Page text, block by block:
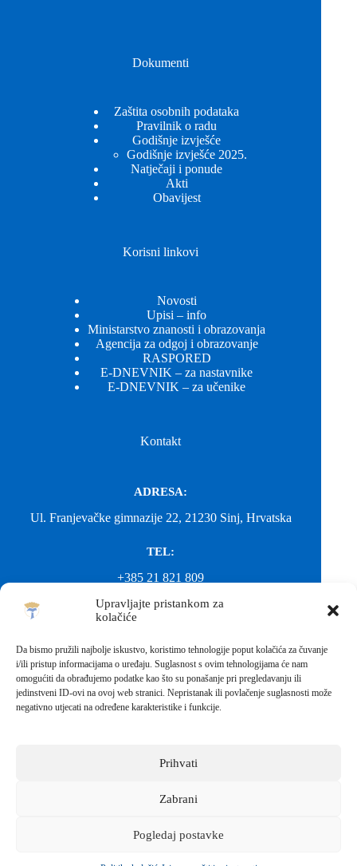
Upravljajte pristankom za
kolačiće
Da bismo pružili najbolje iskustvo, koristimo tehnologije poput kolačića za čuvanje
i/ili pristup informacijama o uređaju. Suglasnost s ovim tehnologijama će nam
omogućiti da obrađujemo podatke kao što su ponašanje pri pregledavanju ili
jedinstveni ID-ovi na ovoj web stranici. Nepristanak ili povlačenje suglasnosti može
negativno utjecati na određene karakteristike i funkcije.
Prihvati
Zabrani
Pogledaj postavke
Dokumenti
Zaštita osobnih podataka
Pravilnik o radu
Godišnje izvješće
Godišnje izvješće 2025.
Natječaji i ponude
Akti
Obavijest
Korisni linkovi
Novosti
Upisi – info
Ministarstvo znanosti i obrazovanja
Agencija za odgoj i obrazovanje
RASPORED
E-DNEVNIK – za nastavnike
E-DNEVNIK – za učenike
Kontakt
ADRESA:
Ul. Franjevačke gimnazije 22, 21230 Sinj, Hrvatska
TEL:
+385 21 821 809
EMAIL:
EMAIL:
fkgsinj@gmail.com
Svako neovlašteno preuzimanje fotografija i sadržaja s ove web
Sva prava pridržana © 2026 - FRANJEVAČKA KLASIČNA
PRAVOM JAVNOSTI